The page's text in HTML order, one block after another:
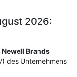
2026:
Newell Brands
des Unternehmens